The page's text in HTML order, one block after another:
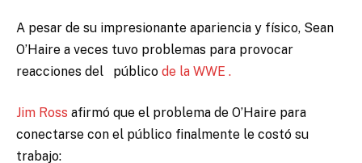
A pesar de su impresionante apariencia y físico, Sean
O’Haire a veces tuvo problemas para provocar
reacciones del
público de la WWE .
Jim Ross afirmó que el problema de O’Haire para
conectarse con el público finalmente le costó su
trabajo: